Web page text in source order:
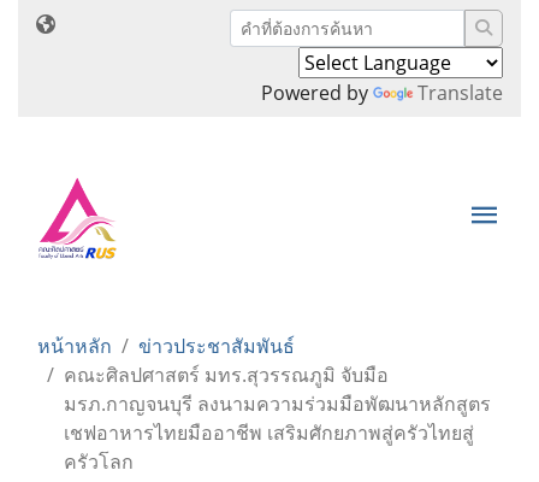
Powered by Translate
หน้าหลัก
ข่าวประชาสัมพันธ์
คณะศิลปศาสตร์ มทร.สุวรรณภูมิ จับมือ
มรภ.กาญจนบุรี ลงนามความร่วมมือพัฒนาหลักสูตร
เชฟอาหารไทยมืออาชีพ เสริมศักยภาพสู่ครัวไทยสู่
ครัวโลก